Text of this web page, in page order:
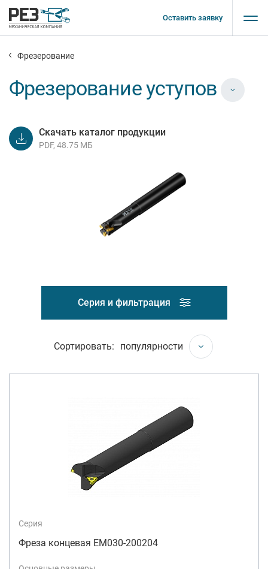
Оставить заявку
Фрезерование
Фрезерование уступов
Скачать каталог продукции
PDF, 48.75 МБ
Серия и фильтрация
Сортировать: популярности
Серия
Фреза концевая EM030-200204